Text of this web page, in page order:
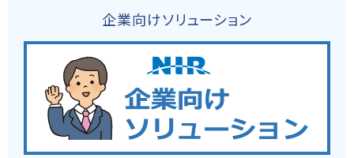
企業向けソリューション